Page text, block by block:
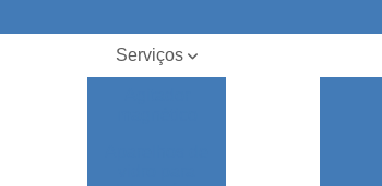
Serviços